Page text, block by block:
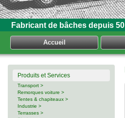
Fabricant de bâches depuis
Accueil
Produits et Services
Transport >
Remorques voiture >
Tentes & chapiteaux >
Industrie >
Terrasses >